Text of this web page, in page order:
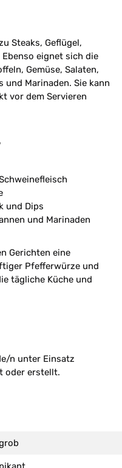
Steaks, Geflügel,
eignet sich die
Gemüse, Salaten,
Marinaden. Sie kann
vor dem Servieren
und Dips
und Marinaden
Gerichten eine
Pfefferwürze und
tägliche Küche und
n unter Einsatz
oder erstellt.